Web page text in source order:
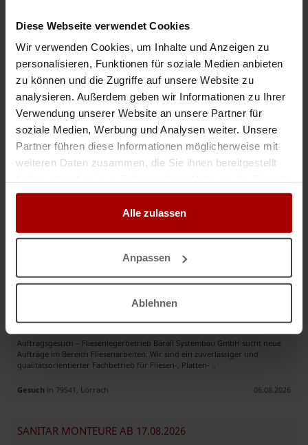
Diese Webseite verwendet Cookies
Wir verwenden Cookies, um Inhalte und Anzeigen zu
personalisieren, Funktionen für soziale Medien anbieten
zu können und die Zugriffe auf unsere Website zu
analysieren. Außerdem geben wir Informationen zu Ihrer
Verwendung unserer Website an unsere Partner für
soziale Medien, Werbung und Analysen weiter. Unsere
Partner führen diese Informationen möglicherweise mit
weiteren Daten zusammen, die Sie ihnen bereitgestellt
gesammelt haben.
Alle zulassen
Anpassen
Ablehnen
Wir sind ein zuverlässiger Betrieb aus Hemmoor und suchen neue
Auftraggeber für Entkernungen, Baustellenreinigungen und Gartenpflege.
..
Gesuchin 21756, Osten 06.08.2026
Subunternehmer AQUA-ELEKTRO Group GmbH
Jetzt einen Auftrag vergeben
Wir suchen Fliesenlegearbeiten
Auftragsgesuch – Fliesenlegerbetrieb Bärali Systembau GmbH sucht neue
Aufträge im Bereich Fliesenarbeiten. Wir sind ein zuverlässiger und
qualitätsorientierter Fachbetrieb für Fliesen-, Platten- ..
Gesuch in 79541, Lörrach 06.08.2026
SANITAR MONTEURE AB 17.08.2026